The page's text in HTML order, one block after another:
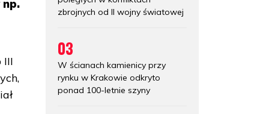
np.
III
zbrojnych od II wojny światowej
03
W ścianach kamienicy przy
rynku w Krakowie odkryto
ponad 100-letnie szyny